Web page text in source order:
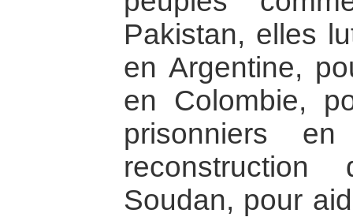
Pakistan, elles
en Argentine,
en Colombie,
prisonniers
Soudan, pour